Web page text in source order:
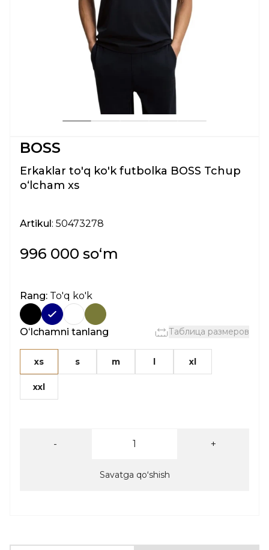
BOSS
Erkaklar to'q ko'k futbolka BOSS Tchup
oʻlcham xs
Artikul: 50473278
996 000 soʻm
Rang: To'q ko'k
Oʻlchamni tanlang Таблица размеров
xs s m l xl
xxl
- +
Savatga qoʻshish